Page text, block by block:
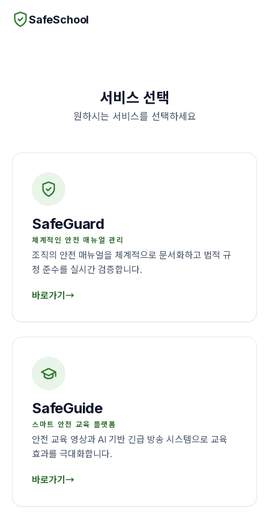
SafeSchool
서비스 선택
원하시는 서비스를 선택하세요
SafeGuard
체계적인 안전 매뉴얼 관리
조직의 안전 매뉴얼을 체계적으로 문서화하고 법적 규
정 준수를 실시간 검증합니다.
바로가기→
SafeGuide
스마트 안전 교육 플랫폼
안전 교육 영상과 AI 기반 긴급 방송 시스템으로 교육
효과를 극대화합니다.
바로가기→